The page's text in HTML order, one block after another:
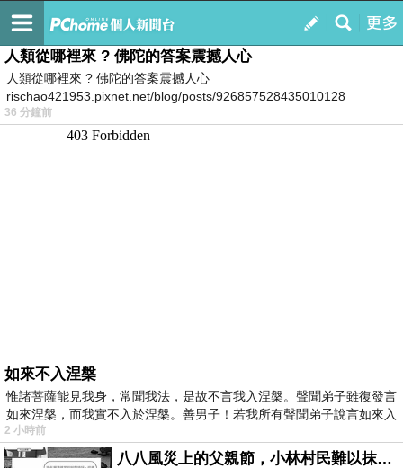
我的
最新文章
人類從哪裡來 ? 佛陀的答案震撼人心
人類從哪裡來 ? 佛陀的答案震撼人心
rischao421953.pixnet.net/blog/posts/926857528435010128
36 分鐘前
如來不入涅槃
惟諸菩薩能見我身，常聞我法，是故不言我入涅槃。聲聞弟子雖復發言
如來涅槃，而我實不入於涅槃。善男子！若我所有聲聞弟子說言如來入
2 小時前
八八風災上的父親節，小林村民難以抹滅的痛